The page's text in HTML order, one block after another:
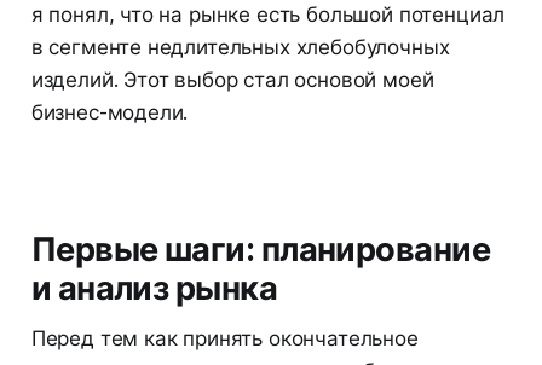
я понял, что на рынке есть большой потенциал
в сегменте недлительных хлебобулочных
изделий. Этот выбор стал основой моей
бизнес-модели.
Первые шаги: планирование
и анализ рынка
Перед тем как принять окончательное